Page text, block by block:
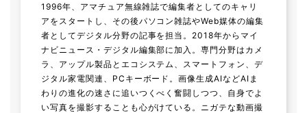
1996年、アマチュア無線雑誌で編集者としてのキャリ
アをスタートし、その後パソコン雑誌やWeb媒体の編集
者としてデジタル分野の記事を担当。2018年からマイ
ナビニュース・デジタル編集部に加入。専門分野はカメ
ラ、アップル製品とエコシステム、スマートフォン、デ
ジタル家電関連、PCキーボード。画像生成AIなどAIま
わりの進化の速さに追いつくべく奮闘しつつ、自身でよ
い写真を撮影することも心がけている。ニガテな動画撮